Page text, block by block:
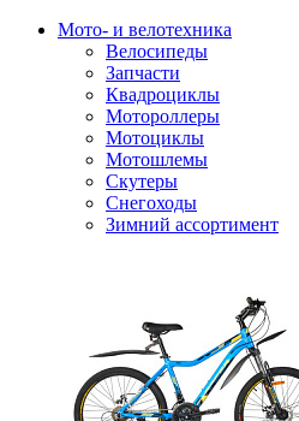
Мото- и велотехника
Велосипеды
Запчасти
Квадроциклы
Мотороллеры
Мотоциклы
Мотошлемы
Скутеры
Снегоходы
Зимний ассортимент